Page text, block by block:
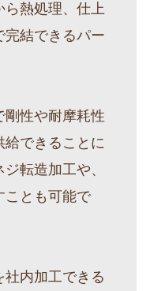
ら熱処理、仕上
完結できるパー
剛性や耐摩耗性
給できることに
転造加工や、
ことも可能で
社内加工できる